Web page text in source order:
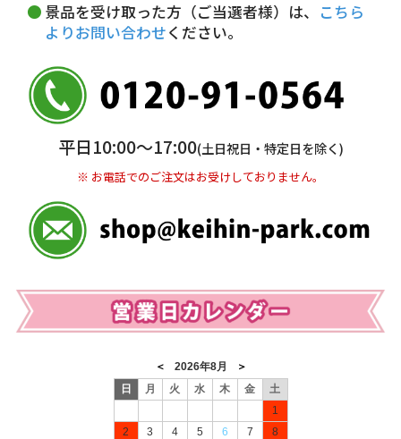
銀行振込(前払い)
普通 7263489
＜口座名＞ カ）ディースタイル
※ 振込み手数料お客様ご負担。
景品を受け取った方（ご当選者様）は、 こちら
よりお問い合わせください。
平日10:00〜17:00(土日祝日・特定日を除く)
※ お電話でのご注文はお受けしておりません。